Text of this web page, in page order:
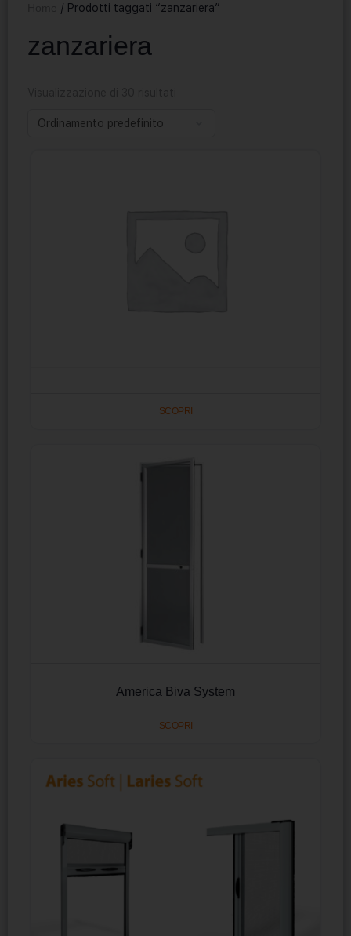
/ Prodotti taggati “zanzariera”
zanzariera
SCOPRI
America Biva System
SCOPRI